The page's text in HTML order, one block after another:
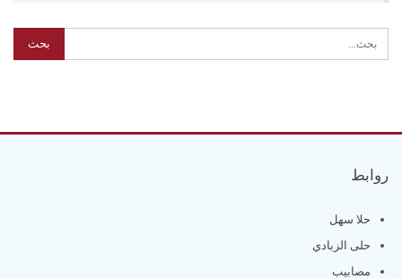
روابط
حلا سهل
حلى الزبادي
مصابيب